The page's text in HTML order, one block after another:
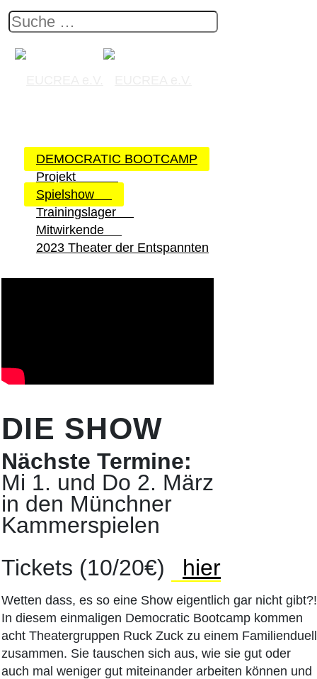
DEMOCRATIC BOOTCAMP
Projekt
Spielshow
Trainingslager
Mitwirkende
2023 Theater der Entspannten
DIE SHOW
Nächste Termine:
Mi 1. und Do 2. März
in den Münchner
Kammerspielen
Tickets (10/20€)
hier
Wetten dass, es so eine Show eigentlich gar nicht gibt?!
In diesem einmaligen Democratic Bootcamp kommen
acht Theatergruppen Ruck Zuck zu einem Familienduell
zusammen. Sie tauschen sich aus, wie sie gut oder
auch mal weniger gut miteinander arbeiten können und